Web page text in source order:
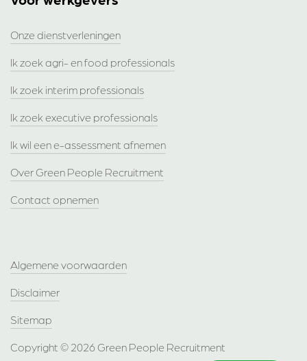
Onze dienstverleningen
Ik zoek agri- en food professionals
Ik zoek interim professionals
Ik zoek executive professionals
Ik wil een e-assessment afnemen
Over Green People Recruitment
Contact opnemen
Algemene voorwaarden
Disclaimer
Sitemap
Copyright © 2026 Green People Recruitment